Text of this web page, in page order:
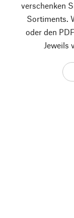
verschenken
Sortiments.
oder den
Jeweils